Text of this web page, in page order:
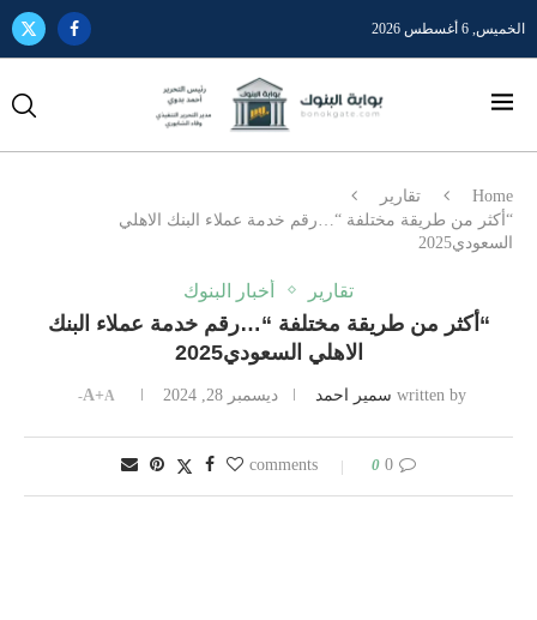
الخميس, 6 أغسطس 2026
Home
تقارير
“أكثر من طريقة مختلفة “…رقم خدمة عملاء البنك الاهلي
السعودي2025
تقارير أخبار البنوك
“أكثر من طريقة مختلفة “…رقم خدمة عملاء البنك
الاهلي السعودي2025
written by سمير احمد ديسمبر 28, 2024 A+A-
0 comments
0